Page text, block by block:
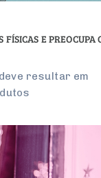
E PREOCUPA
resultar em